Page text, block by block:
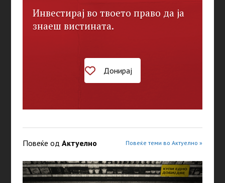
Инвестирај во твоето право да ја
знаеш вистината.
Донирај
Повеќе од Актуелно Повеќе теми во Актуелно »